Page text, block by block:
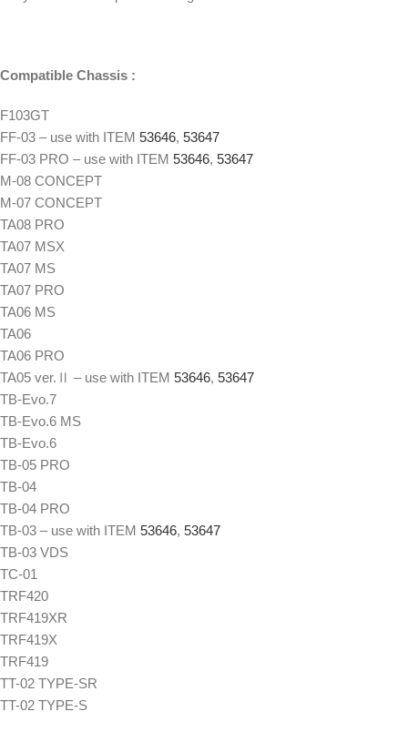
Compatible Chassis :
F103GT
FF-03 – use with ITEM 53646, 53647
FF-03 PRO – use with ITEM 53646, 53647
M-08 CONCEPT
M-07 CONCEPT
TA08 PRO
TA07 MSX
TA07 MS
TA07 PRO
TA06 MS
TA06
TA06 PRO
TA05 ver.Ⅱ – use with ITEM 53646, 53647
TB-Evo.7
TB-Evo.6 MS
TB-Evo.6
TB-05 PRO
TB-04
TB-04 PRO
TB-03 – use with ITEM 53646, 53647
TB-03 VDS
TC-01
TRF420
TRF419XR
TRF419X
TRF419
TT-02 TYPE-SR
TT-02 TYPE-S